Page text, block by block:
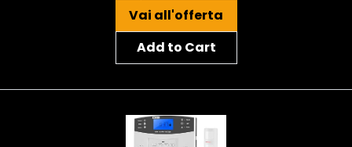
Vai all'offerta
Add to Cart